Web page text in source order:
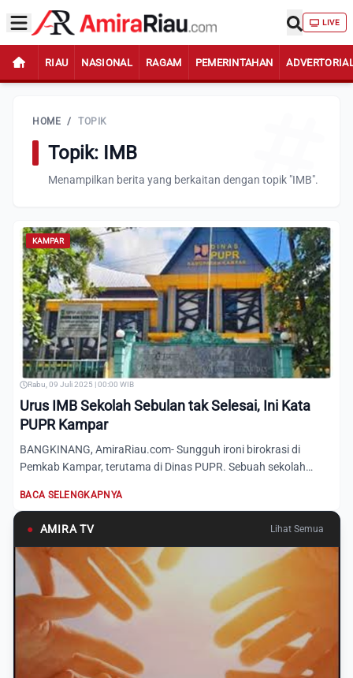
LIVE
RIAU NASIONAL RAGAM PEMERINTAHAN
HOME / TOPIK
Topik: IMB
Menampilkan berita yang berkaitan dengan topik "IMB".
KAMPAR
Rabu, 09 Juli 2025 | 00:00 WIB
Urus IMB Sekolah Sebulan tak Selesai, Ini Kata
PUPR Kampar
BANGKINANG, AmiraRiau.com- Sungguh ironi birokrasi di
Pemkab Kampar, terutama di Dinas PUPR. Sebuah sekolah
BACA SELENGKAPNYA
● AMIRA TV Lihat Semua